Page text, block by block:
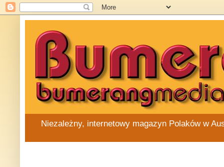
Niezależny, internetowy magazyn Polaków w